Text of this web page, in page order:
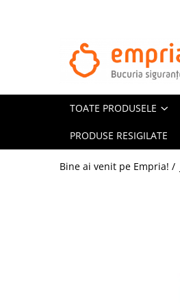
TOATE PRODUSELE
Oferte Protectii Laterale Pat
Bariere protectie pentru pat
Aparatori laterale patut bebe
TOATE PRODUSELE
PRODUSE RESIGILATE
Bine ai venit pe Empria! /